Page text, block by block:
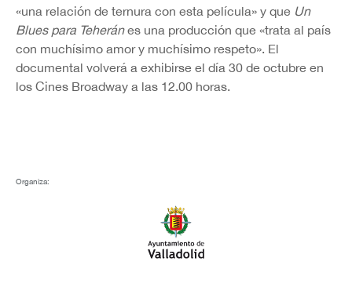
«una relación de ternura con esta película» y que Un
Blues para Teheránes una producción que «trata al país
con muchísimo amor y muchísimo respeto». El
documental volverá a exhibirse el día 30 de octubre en
los Cines Broadway a las 12.00 horas.
Organiza: